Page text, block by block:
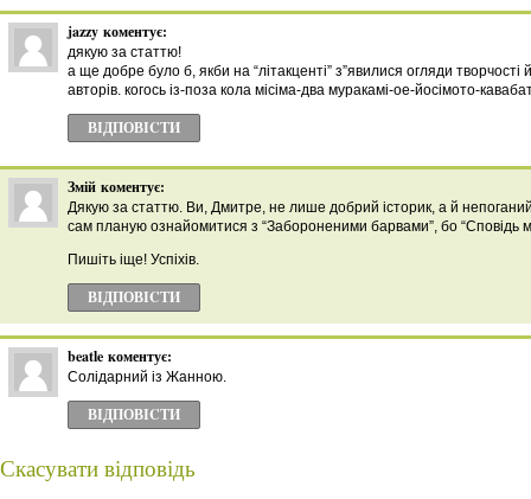
jazzy коментує:
дякую за статтю!
а ще добре було б, якби на “літакценті” з”явилися огляди
авторів. когось із-поза кола місіма-два муракамі-ое-йосімото-
ВІДПОВІCТИ
Змій коментує:
Дякую за статтю. Ви, Дмитре, не лише добрий історик, а й
сам планую ознайомитися з “Забороненими барвами”, бо “Сповідь
Пишіть іще! Успіхів.
ВІДПОВІCТИ
beatle коментує:
Солідарний із Жанною.
ВІДПОВІCТИ
Скасувати відповідь